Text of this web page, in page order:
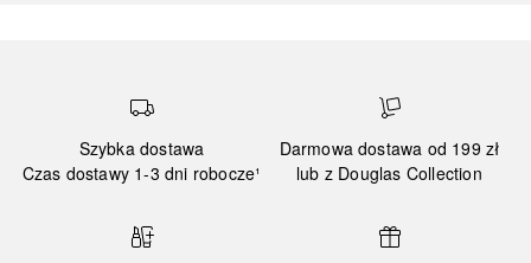
Szybka dostawa
Czas dostawy 1-3 dni robocze¹
Darmowa dostawa od 199 zł
lub z Douglas Collection